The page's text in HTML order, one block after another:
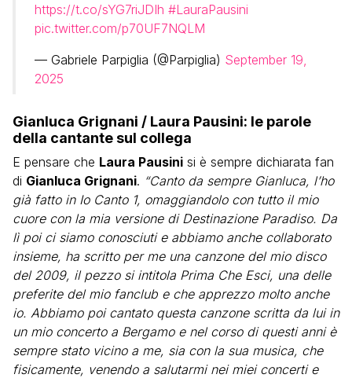
https://t.co/sYG7riJDIh #LauraPausini
pic.twitter.com/p70UF7NQLM
— Gabriele Parpiglia (@Parpiglia) September 19,
2025
Gianluca Grignani / Laura Pausini: le parole
della cantante sul collega
E pensare che Laura Pausini si è sempre dichiarata fan
di Gianluca Grignani. “Canto da sempre Gianluca, l’ho
già fatto in Io Canto 1, omaggiandolo con tutto il mio
cuore con la mia versione di Destinazione Paradiso. Da
lì poi ci siamo conosciuti e abbiamo anche collaborato
insieme, ha scritto per me una canzone del mio disco
del 2009, il pezzo si intitola Prima Che Esci, una delle
preferite del mio fanclub e che apprezzo molto anche
io. Abbiamo poi cantato questa canzone scritta da lui in
un mio concerto a Bergamo e nel corso di questi anni è
sempre stato vicino a me, sia con la sua musica, che
fisicamente, venendo a salutarmi nei miei concerti e